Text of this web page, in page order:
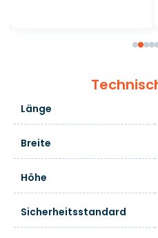
Länge
Breite
Höhe
Sicherheitsstandard